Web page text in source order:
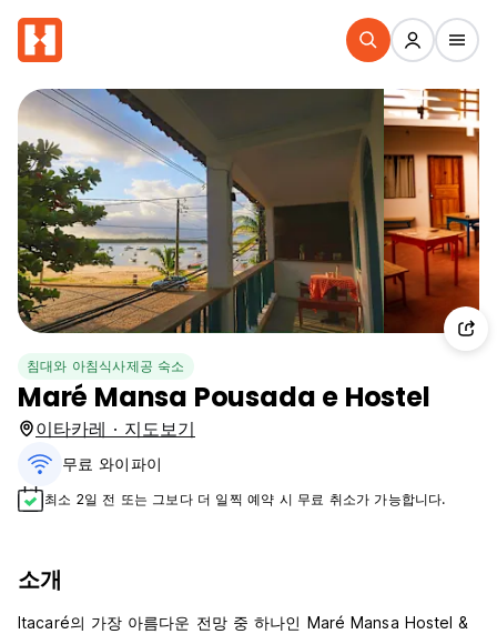
침대와 아침식사제공 숙소
Maré Mansa Pousada e Hostel
이타카레 · 지도보기
무료 와이파이
최소 2일 전 또는 그보다 더 일찍 예약 시 무료 취소가 가능합니다.
소개
Itacaré의 가장 아름다운 전망 중 하나인 Maré Mansa Hostel &